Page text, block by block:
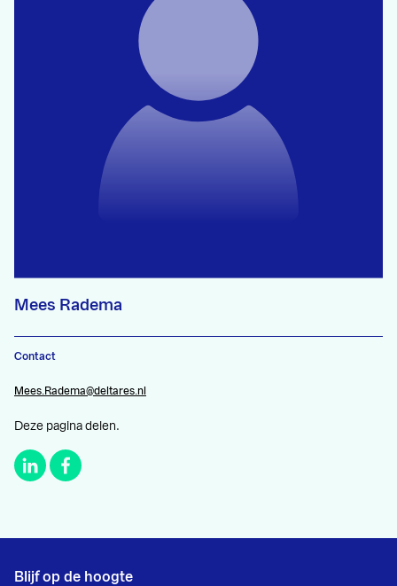
Mees Radema
Contact
Mees.Radema@deltares.nl
Deze pagina delen.
Blijf op de hoogte